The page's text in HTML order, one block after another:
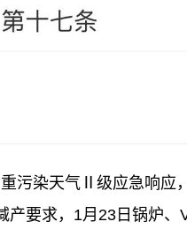
污染天气Ⅱ级应急响应
要求，1月23日锅炉